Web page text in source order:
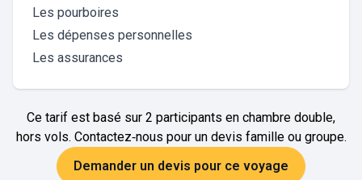
Les pourboires
Les dépenses personnelles
Les assurances
Ce tarif est basé sur 2 participants en chambre double,
hors vols. Contactez‑nous pour un devis famille ou groupe.
Demander un devis pour ce voyage